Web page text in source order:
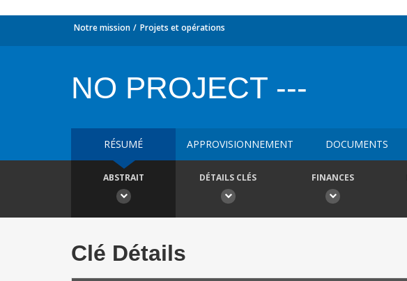
Notre mission Projets et opérations
NO PROJECT ---
RÉSUMÉ APPROVISIONNEMENT DOCUMENTS
ABSTRAIT DÉTAILS CLÉS FINANCES
Clé Détails